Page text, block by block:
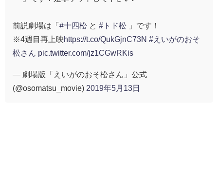
前説劇場は「 #十四松 と #トド松 」です！
※4週目再上映https://t.co/QukGjnC73N #えいがのおそ
松さん pic.twitter.com/jz1CGwRKis
— 劇場版「えいがのおそ松さん」公式
(@osomatsu_movie) 2019年5月13日